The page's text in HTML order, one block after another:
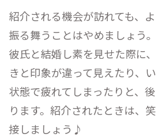
紹介される機会が訪れても、
振る舞うことはやめましょう。
彼氏と結婚し素を見せた際に
きと印象が違って見えたり、
状態で疲れてしまったりと、
ります。紹介されたときは、
接しましょう♪